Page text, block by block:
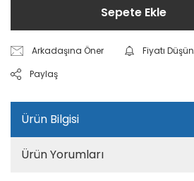
Sepete Ekle
Arkadaşına Öner
Fiyatı
Paylaş
Ürün Bilgisi
Ürün Yorumları